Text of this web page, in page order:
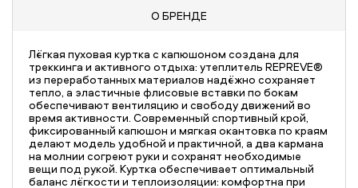
О БРЕНДЕ
Лёгкая пуховая куртка с капюшоном создана для
треккинга и активного отдыха: утеплитель REPREVE®
из переработанных материалов надёжно сохраняет
тепло, а эластичные флисовые вставки по бокам
обеспечивают вентиляцию и свободу движений во
время активности. Современный спортивный крой,
фиксированный капюшон и мягкая окантовка по краям
делают модель удобной и практичной, а два кармана
на молнии согреют руки и сохранят необходимые
вещи под рукой. Куртка обеспечивает оптимальный
баланс лёгкости и теплоизоляции: комфортна при